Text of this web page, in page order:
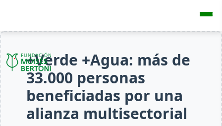
+Verde +Agua: más de
33.000 personas
beneficiadas por una
alianza multisectorial